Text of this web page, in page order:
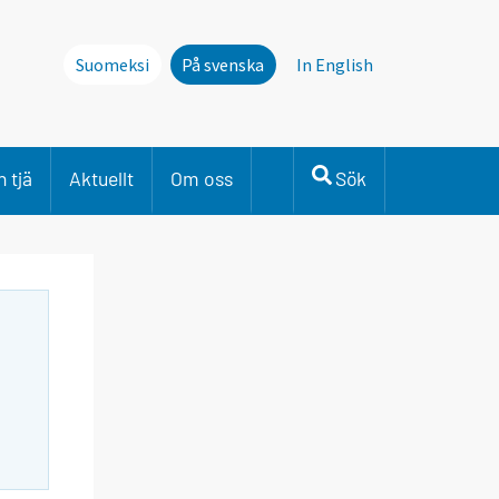
Suomeksi På svenska In English
tjä Aktuellt Om oss Sök